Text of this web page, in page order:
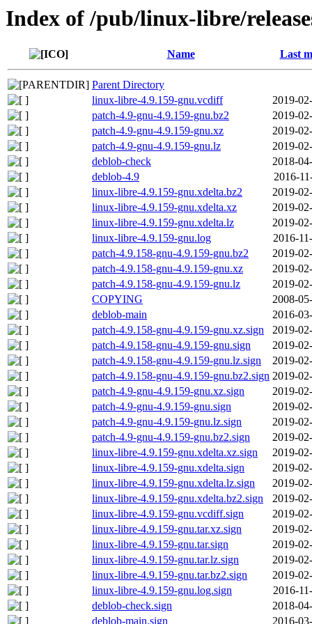
Index of /pub/linux-libre/
Name Last
Parent Directory
linux-libre-4.9.159-gnu.vcdiff
2019-
patch-4.9-gnu-4.9.159-gnu.bz2
2019-
patch-4.9-gnu-4.9.159-gnu.xz
2019-
patch-4.9-gnu-4.9.159-gnu.lz
2019-
deblob-check
2018-
deblob-4.9
2016-
linux-libre-4.9.159-gnu.xdelta.bz2
2019-
linux-libre-4.9.159-gnu.xdelta.xz
2019-
linux-libre-4.9.159-gnu.xdelta.lz
2019-
linux-libre-4.9.159-gnu.log
2016-
patch-4.9.158-gnu-4.9.159-gnu.bz2
2019-
patch-4.9.158-gnu-4.9.159-gnu.xz
2019-
patch-4.9.158-gnu-4.9.159-gnu.lz
2019-
COPYING
2008-
deblob-main
2016-
patch-4.9.158-gnu-4.9.159-gnu.xz.sign
2019-
patch-4.9.158-gnu-4.9.159-gnu.sign
2019-
patch-4.9.158-gnu-4.9.159-gnu.lz.sign
2019-
patch-4.9.158-gnu-4.9.159-gnu.bz2.sign 2019-
patch-4.9-gnu-4.9.159-gnu.xz.sign
2019-
patch-4.9-gnu-4.9.159-gnu.sign
2019-
patch-4.9-gnu-4.9.159-gnu.lz.sign
2019-
patch-4.9-gnu-4.9.159-gnu.bz2.sign
2019-
linux-libre-4.9.159-gnu.xdelta.xz.sign
2019-
linux-libre-4.9.159-gnu.xdelta.sign
2019-
linux-libre-4.9.159-gnu.xdelta.lz.sign
2019-
linux-libre-4.9.159-gnu.xdelta.bz2.sign
2019-
linux-libre-4.9.159-gnu.vcdiff.sign
2019-
linux-libre-4.9.159-gnu.tar.xz.sign
2019-
linux-libre-4.9.159-gnu.tar.sign
2019-
linux-libre-4.9.159-gnu.tar.lz.sign
2019-
linux-libre-4.9.159-gnu.tar.bz2.sign
2019-
linux-libre-4.9.159-gnu.log.sign
2016-
deblob-check.sign
2018-
deblob-main.sign
2016-